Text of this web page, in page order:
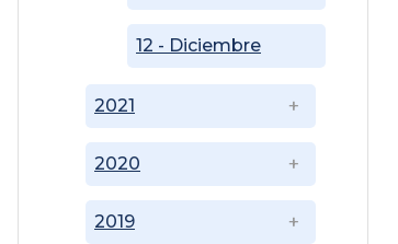
2019
2020
2021
12 - Diciembre